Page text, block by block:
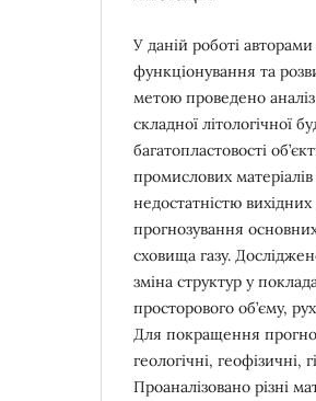
У даній роботі
функціонування та
метою проведено
складної літологічної
багатопластовості
промислових
недостатністю
прогнозування
сховища газу.
зміна структур у
просторового об’єму,
Для покращення
геологічні, геофізичні,
Проаналізовано різні